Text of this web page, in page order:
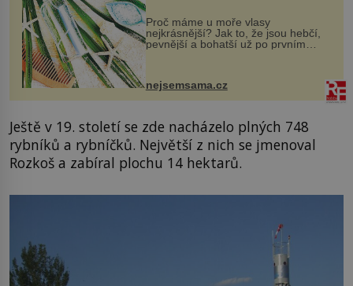
Proč máme u moře vlasy
nejkrásnější? Jak to, že jsou hebčí,
pevnější a bohatší už po prvním
vlasy. ...
nejsemsama.cz
Ještě v 19. století se zde nacházelo plných 748
rybníků a rybníčků. Největší z nich se jmenoval
Rozkoš a zabíral plochu 14 hektarů.